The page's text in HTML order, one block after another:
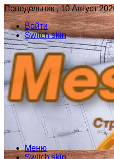
Понедельник , 10 Август
Войти
Switch skin
Меню
Switch skin